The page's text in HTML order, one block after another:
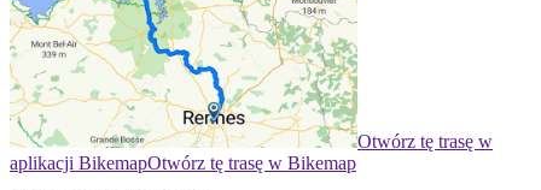
Otwórz tę trasę w
aplikacji BikemapOtwórz tę trasę w Bikemap